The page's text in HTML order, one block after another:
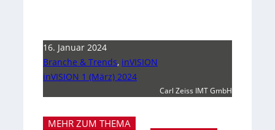
16. Januar 2024
Branche & Trends, inVISION
inVISION 1 (März) 2024
Carl Zeiss IMT GmbH
MEHR ZUM THEMA